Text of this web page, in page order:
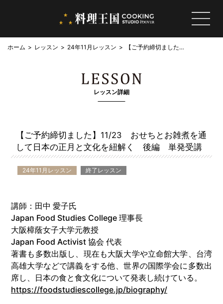
ホーム レッスン 24年11月レッスン
【ご予約締切ました】
と文化を紐解く 後
編 単発受講
レッスン詳細
【ご予約締切ました】11/23 おせちとお雑煮を通
して日本の正月と文化を紐解く 後編 単発受講
24年11月レッスン 終了レッスン
講師：田中 愛子氏
Japan Food Studies College 理事長
大阪樟蔭女子大学元教授
Japan Food Activist 協会 代表
著書も多数出版し、現在も大阪大学や立命館大学、台湾
高雄大学などで講義をする他、世界の国際学会に多数出
席し、日本の食と食文化について発表し続けている。
https://foodstudiescollege.jp/biography/